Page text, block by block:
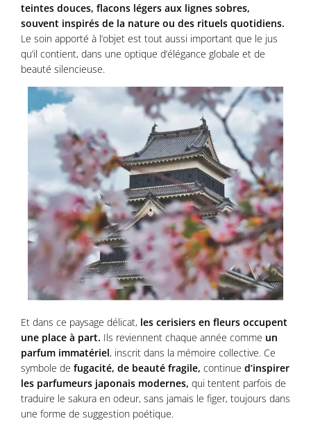
teintes douces, flacons légers aux lignes sobres,
souvent inspirés de la nature ou des rituels quotidiens.
Le soin apporté à l’objet est tout aussi important que le jus
qu’il contient, dans une optique d’élégance globale et de
beauté silencieuse.
Et dans ce paysage délicat, les cerisiers en fleurs occupent
une place à part. Ils reviennent chaque année comme un
parfum immatériel, inscrit dans la mémoire collective. Ce
symbole de fugacité, de beauté fragile, continue d’inspirer
les parfumeurs japonais modernes, qui tentent parfois de
traduire le sakura en odeur, sans jamais le figer, toujours dans
une forme de suggestion poétique.